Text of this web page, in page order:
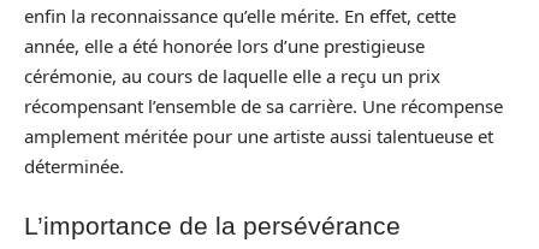
enfin la reconnaissance qu’elle mérite. En effet, cette
année, elle a été honorée lors d’une prestigieuse
cérémonie, au cours de laquelle elle a reçu un prix
récompensant l’ensemble de sa carrière. Une récompense
amplement méritée pour une artiste aussi talentueuse et
déterminée.
L’importance de la persévérance